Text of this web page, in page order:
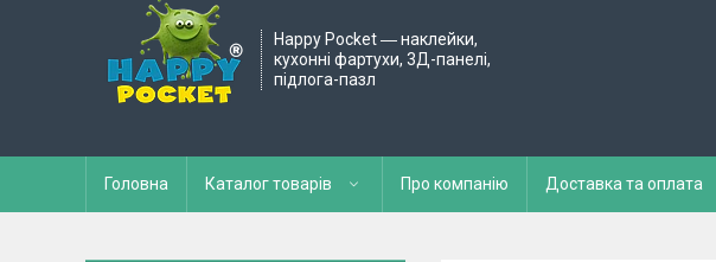
Happy Pocket ― наклейки,
кухонні фартухи, 3Д-панелі,
підлога-пазл
Головна Каталог товарів Про компанію Доставка та оплата